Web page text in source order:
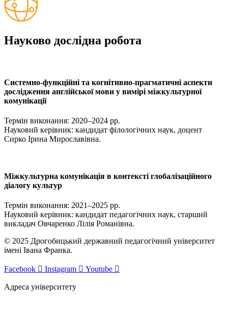
Науково дослідна робота
Системно-функційні та когнітивно-прагматичні аспекти
дослідження англійської мови у вимірі міжкультурної
комунікації
Термін виконання: 2020–2024 рр.
Науковий керівник: кандидат філологічних наук, доцент
Сирко Ірина Мирославівна.
Міжкультурна комунікація в контексті глобалізаційного
діалогу культур
Термін виконання: 2021–2025 рр.
Науковий керівник: кандидат педагогічних наук, старший
викладач Овчаренко Лілія Романівна.
© 2025 Дрогобицький державний педагогічний університет
імені Івана Франка.
Facebook Instagram Youtube
Адреса університету